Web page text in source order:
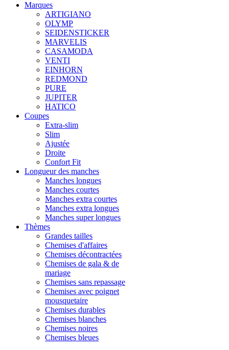
Marques
ARTIGIANO
OLYMP
SEIDENSTICKER
MARVELIS
CASAMODA
VENTI
EINHORN
REDMOND
PURE
JUPITER
HATICO
Coupes
Extra-slim
Slim
Ajustée
Droite
Confort Fit
Longueur des manches
Manches longues
Manches courtes
Manches extra courtes
Manches extra longues
Manches super longues
Thèmes
Grandes tailles
Chemises d'affaires
Chemises décontractées
Chemises de gala & de
mariage
Chemises sans repassage
Chemises avec poignet
mousquetaire
Chemises durables
Chemises blanches
Chemises noires
Chemises bleues